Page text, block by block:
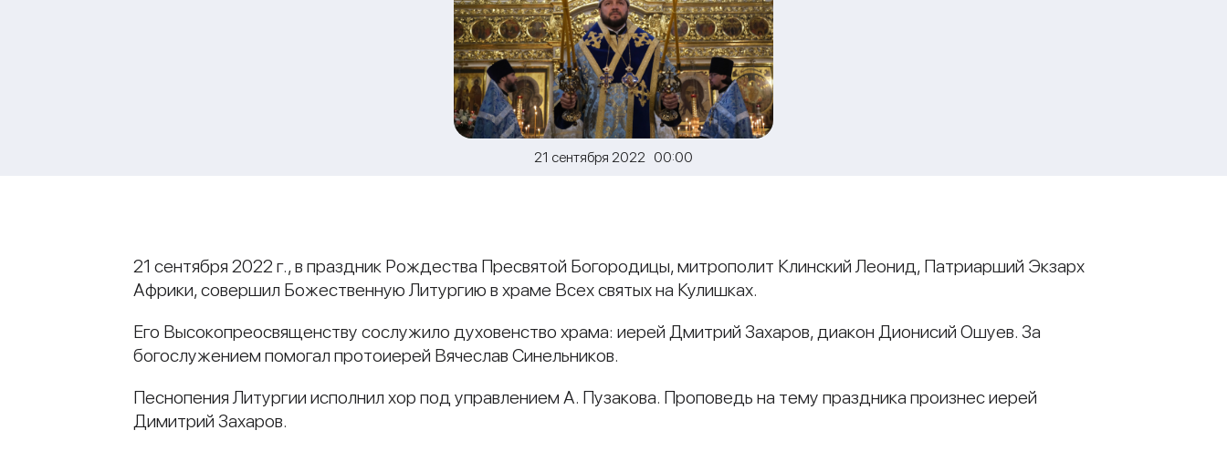
21 сентября 2022 00:00
21 сентября 2022 г., в праздник Рождества Пресвятой Богородицы, митрополит Клинский Леонид, Патриарший Экзарх
Африки, совершил Божественную Литургию в храме Всех святых на Кулишках.
Его Высокопреосвященству сослужило духовенство храма: иерей Дмитрий Захаров, диакон Дионисий Ошуев. За
богослужением помогал протоиерей Вячеслав Синельников.
Песнопения Литургии исполнил хор под управлением А. Пузакова. Проповедь на тему праздника произнес иерей
Димитрий Захаров.